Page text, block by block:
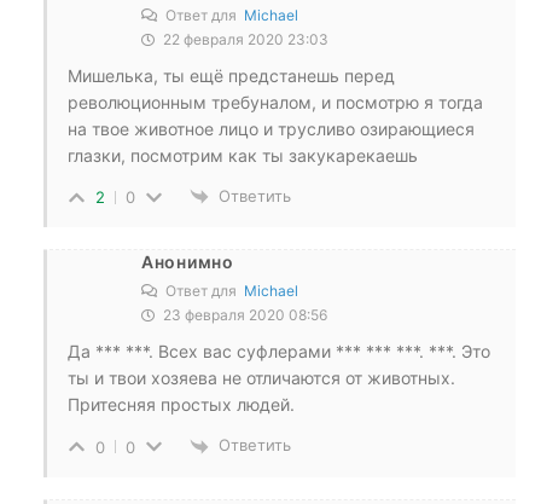
Ответ для Michael
22 февраля 2020 23:03
Мишелька, ты ещё предстанешь перед
революционным требуналом, и посмотрю я тогда
на твое животное лицо и трусливо озирающиеся
глазки, посмотрим как ты закукарекаешь
2 0 Ответить
Анонимно
Ответ для Michael
23 февраля 2020 08:56
Да *** ***. Всех вас суфлерами *** *** ***. ***. Это
ты и твои хозяева не отличаются от животных.
Притесняя простых людей.
0 0 Ответить